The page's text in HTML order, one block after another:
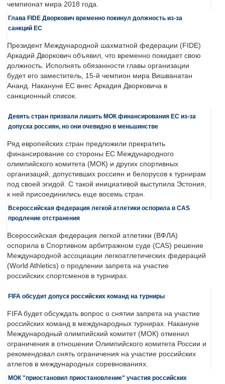
чемпионат мира 2018 года.
Глава FIDE Дворкович временно покинул должность из-за
санкций ЕС
Президент Международной шахматной федерации (FIDE)
Аркадий Дворкович объявил, что временно покидает свою
должность. Исполнять обязанности главы организации
будет его заместитель, 15-й чемпион мира Вишванатан
Ананд. Накануне ЕС внес Аркадия Дворковича в
санкционный список.
Девять стран призвали лишить МОК финансирования ЕС из-за
допуска россиян, но они очевидно в меньшинстве
Ряд европейских стран предложили прекратить
финансирование со стороны ЕС Международного
олимпийского комитета (МОК) и других спортивных
организаций, допустивших россиян и белорусов к турнирам
под своей эгидой. С такой инициативой выступила Эстония,
к ней присоединились еще восемь стран.
Всероссийская федерация легкой атлетики оспорила в CAS
продление отстранения
Всероссийская федерация легкой атлетики (ВФЛА)
оспорила в Спортивном арбитражном суде (CAS) решение
Международной ассоциации легкоатлетических федераций
(World Athletics) о продлении запрета на участие
российских спортсменов в турнирах.
FIFA обсудит допуск российских команд на турниры
FIFA будет обсуждать вопрос о снятии запрета на участие
российских команд в международных турнирах. Накануне
Международный олимпийский комитет (МОК) отменил
ограничения в отношении Олимпийского комитета России и
рекомендовал снять ограничения на участие российских
атлетов в международных соревнованиях.
МОК "приостановил приостановление" участия российских